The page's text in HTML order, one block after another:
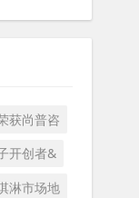
获尚普咨
开创者&
淋市场地